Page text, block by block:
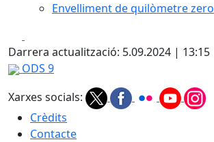
Envelliment de quilòmetre zero
Darrera actualització: 5.09.2024 | 13:15
ODS 9
Xarxes socials:
Crèdits
Contacte